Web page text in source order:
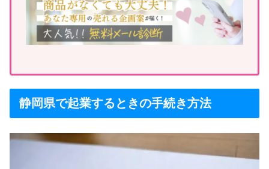
静岡県で起業するときの手続き方法